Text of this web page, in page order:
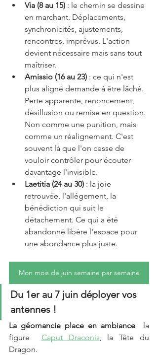
Via (8 au 15) : le chemin se dessine
en marchant. Déplacements,
synchronicités, ajustements,
rencontres, imprévus. L'action
devient nécessaire mais sans tout
maîtriser.
Amissio (16 au 23) : ce qui n'est
plus aligné demande à être lâché.
Perte apparente, renoncement,
désillusion ou remise en question.
Non comme une punition, mais
comme un réalignement. C'est
souvent là que l'on cesse de
vouloir contrôler pour écouter
davantage l'invisible.
Laetitia (24 au 30) : la joie
retrouvée, l'allégement, la
bénédiction qui suit le
détachement. Ce qui a été
abandonné libère l'espace pour
une abondance plus juste.
Mon mois de juin semaine par semaine
Du 1er au 7 juin déployer vos
antennes !
La géomancie place en ambiance
la
figure Caput Draconis, la Tête du
Dragon.